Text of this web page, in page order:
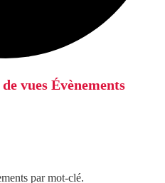
vues Évènements
par mot-clé.